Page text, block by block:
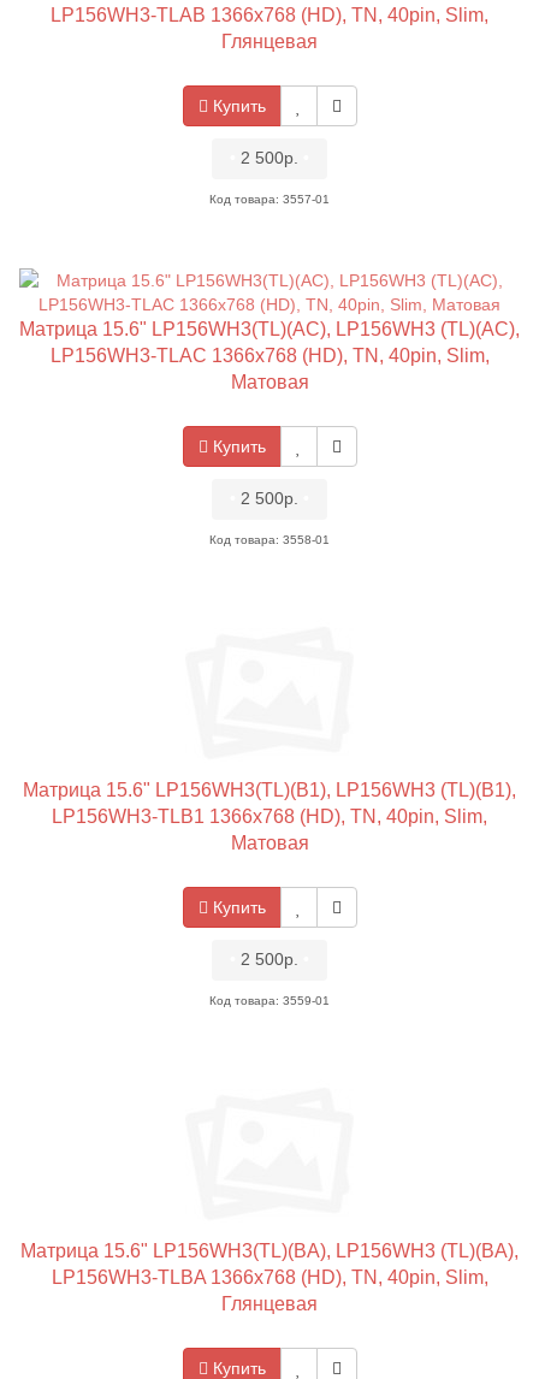
LP156WH3-TLAB 1366x768 (HD), TN, 40pin, Slim,
Глянцевая
Купить
2 500р.
Код товара: 3557-01
Матрица 15.6" LP156WH3(TL)(AC), LP156WH3 (TL)(AC),
LP156WH3-TLAC 1366x768 (HD), TN, 40pin, Slim,
Матовая
Купить
2 500р.
Код товара: 3558-01
Матрица 15.6" LP156WH3(TL)(B1), LP156WH3 (TL)(B1),
LP156WH3-TLB1 1366x768 (HD), TN, 40pin, Slim,
Матовая
Купить
2 500р.
Код товара: 3559-01
Матрица 15.6" LP156WH3(TL)(BA), LP156WH3 (TL)(BA),
LP156WH3-TLBA 1366x768 (HD), TN, 40pin, Slim,
Глянцевая
Купить